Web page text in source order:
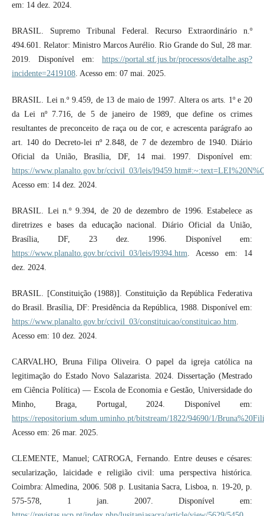
em: 14 dez. 2024.
BRASIL. Supremo Tribunal Federal. Recurso Extraordinário n.º
494.601. Relator: Ministro Marcos Aurélio. Rio Grande do Sul, 28 mar.
2019. Disponível em:https://portal.stf.jus.br/processos/detalhe.asp?
incidente=2419108. Acesso em: 07 mai. 2025.
BRASIL. Lei n.º 9.459, de 13 de maio de 1997. Altera os arts. 1º e 20
da Lei nº 7.716, de 5 de janeiro de 1989, que define os crimes
resultantes de preconceito de raça ou de cor, e acrescenta parágrafo ao
art. 140 do Decreto-lei nº 2.848, de 7 de dezembro de 1940. Diário
Oficial da União, Brasília, DF, 14 mai. 1997. Disponível em:
https://www.planalto.gov.br/ccivil_03/leis/
Acesso em: 14 dez. 2024.
BRASIL. Lei n.º 9.394, de 20 de dezembro de 1996. Estabelece as
diretrizes e bases da educação nacional. Diário Oficial da União,
Brasília, DF, 23 dez. 1996. Disponível em:
https://www.planalto.gov.br/ccivil_03/leis/l9394.htm . Acesso em: 14
dez. 2024.
BRASIL. [Constituição (1988)]. Constituição da República Federativa
do Brasil. Brasília, DF: Presidência da República, 1988. Disponível em:
https://www.planalto.gov.br/ccivil_03/constituicao/constituicao.htm
Acesso em: 10 dez. 2024.
CARVALHO, Bruna Filipa Oliveira. O papel da igreja católica na
legitimação do Estado Novo Salazarista. 2024. Dissertação (Mestrado
em Ciência Política) — Escola de Economia e Gestão, Universidade do
Minho, Braga, Portugal, 2024. Disponível em:
https://repositorium.sdum.uminho.pt/bitstream/1822/94690/1/
Acesso em: 26 mar. 2025.
CLEMENTE, Manuel; CATROGA, Fernando. Entre deuses e césares:
secularização, laicidade e religião civil: uma perspectiva histórica.
Coimbra: Almedina, 2006. 508 p. Lusitania Sacra, Lisboa, n. 19-20, p.
575-578, 1 jan. 2007. Disponível em: